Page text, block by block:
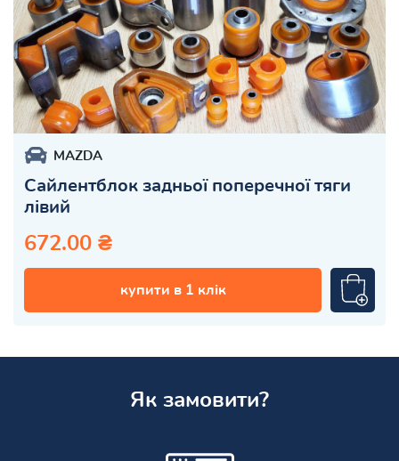
MAZDA
Сайлентблок задньої поперечної тяги
лівий
672.00 ₴
купити в 1 клік
Як замовити?